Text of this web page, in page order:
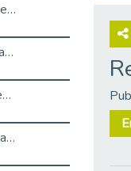
Travailler autrement : Le défi de l'intégration des maladies chroniques en entreprise
Primark recrute avec Cap Emploi 92, une matinée couronnée de succès !
Job Dating de Colombes – Emploi et Insertion
Aborder l'entretien et la situation de handicap en toute confiance